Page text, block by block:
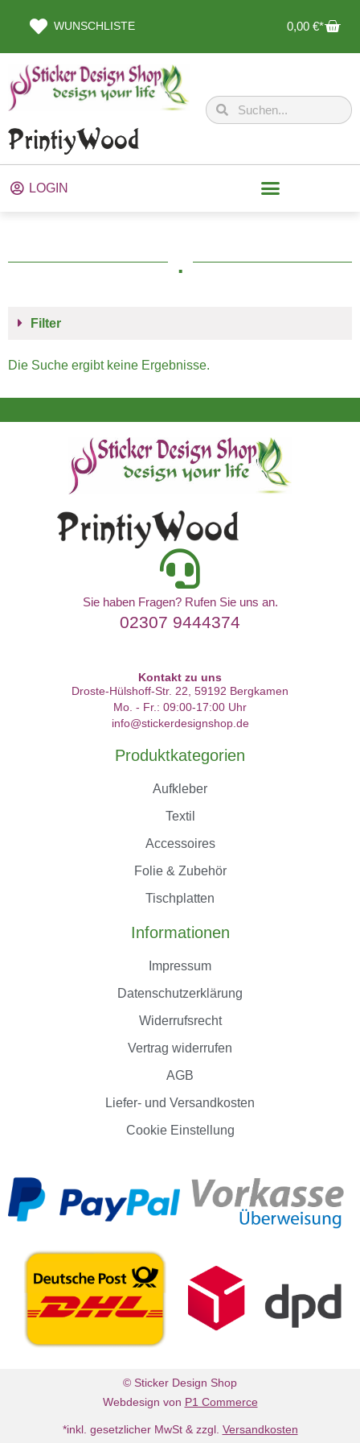
WUNSCHLISTE 0,00 €
LOGIN
.
Filter
Die Suche ergibt keine Ergebnisse.
Sie haben Fragen? Rufen Sie uns an.
02307 9444374
Kontakt zu uns
Droste-Hülshoff-Str. 22, 59192 Bergkamen
Mo. - Fr.: 09:00-17:00 Uhr
info@stickerdesignshop.de
Produktkategorien
Aufkleber
Textil
Accessoires
Folie & Zubehör
Tischplatten
Informationen
Impressum
Datenschutzerklärung
Widerrufsrecht
Vertrag widerrufen
AGB
Liefer- und Versandkosten
Cookie Einstellung
© Sticker Design Shop
Webdesign von P1 Commerce
*inkl. gesetzlicher MwSt & zzgl. Versandkosten